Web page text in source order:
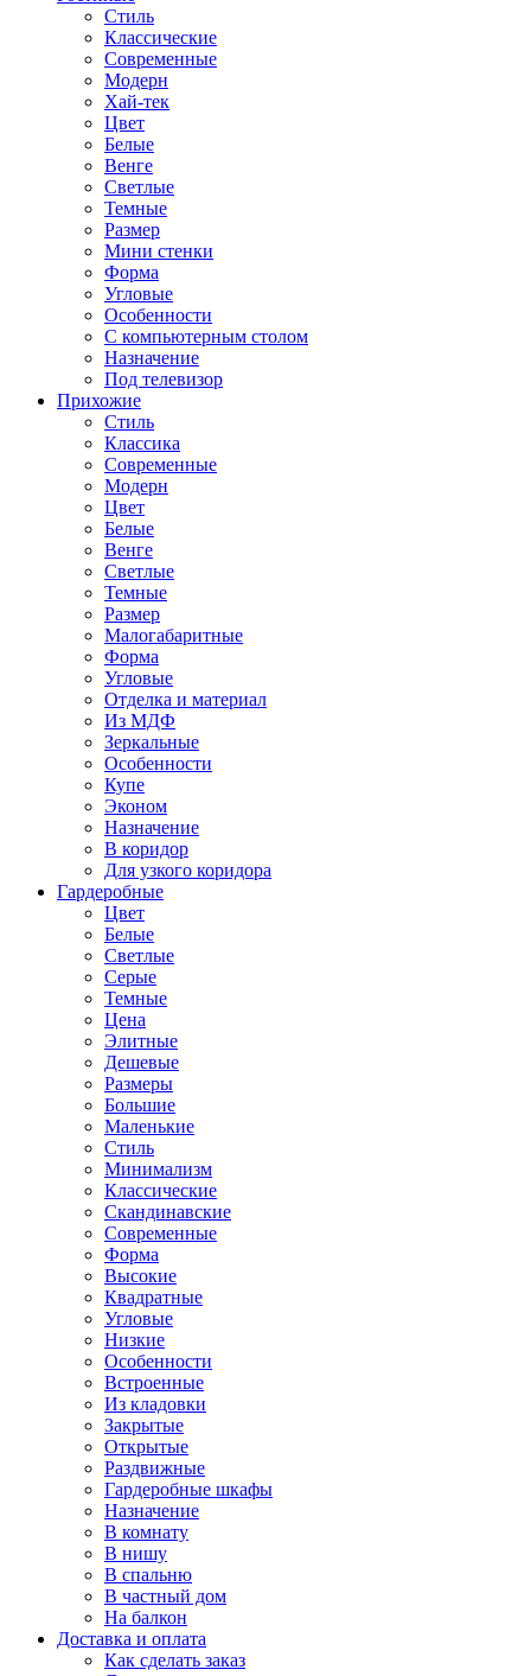
Стиль
Классические
Современные
Модерн
Хай-тек
Цвет
Белые
Венге
Светлые
Темные
Размер
Мини стенки
Форма
Угловые
Особенности
С компьютерным столом
Назначение
Под телевизор
Прихожие
Стиль
Классика
Современные
Модерн
Цвет
Белые
Венге
Светлые
Темные
Размер
Малогабаритные
Форма
Угловые
Отделка и материал
Из МДФ
Зеркальные
Особенности
Купе
Эконом
Назначение
В коридор
Для узкого коридора
Гардеробные
Цвет
Белые
Светлые
Серые
Темные
Цена
Элитные
Дешевые
Размеры
Большие
Маленькие
Стиль
Минимализм
Классические
Скандинавские
Современные
Форма
Высокие
Квадратные
Угловые
Низкие
Особенности
Встроенные
Из кладовки
Закрытые
Открытые
Раздвижные
Гардеробные шкафы
Назначение
В комнату
В нишу
В спальню
В частный дом
На балкон
Доставка и оплата
Как сделать заказ